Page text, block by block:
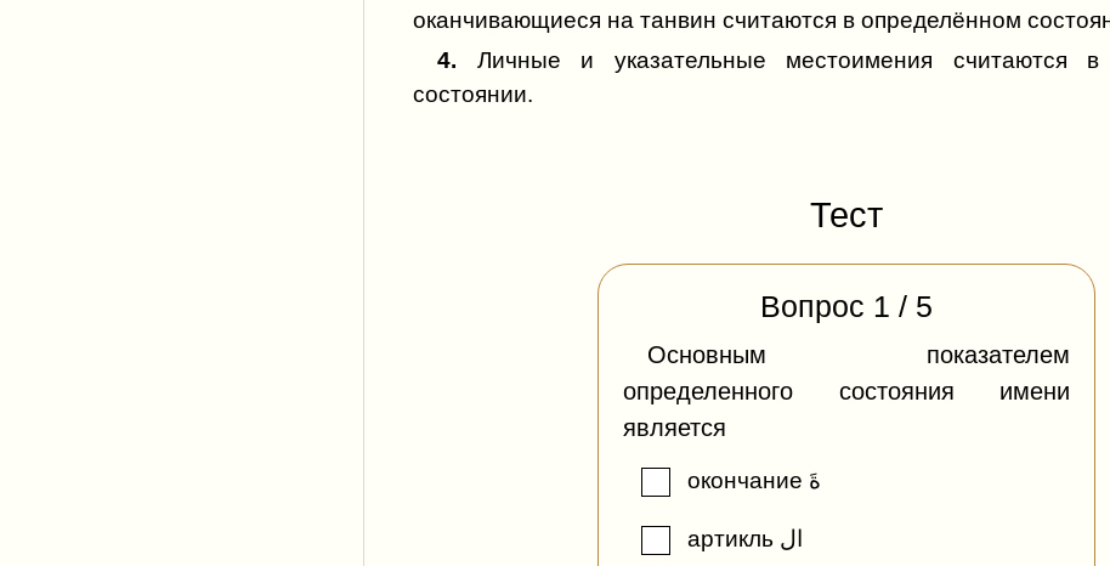
оканчивающиеся на танвин считаются в определённом
4. Личные и указательные местоимения считаются в
состоянии.
Тест
Вопрос 1 / 5
Основным показателем
определенного состояния имени
является
окончание ةَ
артикль ال